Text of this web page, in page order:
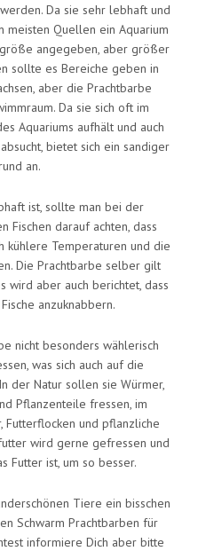
Da sie sehr lebhaft und
meisten Quellen ein Aquarium
angegeben, aber größer
sollte es Bereiche geben in
aber die Prachtbarbe
Da sie sich oft im
Aquariums aufhält und auch
bietet sich ein sandiger
an.
ist, sollte man bei der
Fischen darauf achten, dass
kühlere Temperaturen und die
Die Prachtbarbe selber gilt
wird aber auch berichtet, dass
anzuknabbern.
nicht besonders wählerisch
was sich auch auf die
der Natur sollen sie Würmer,
Pflanzenteile fressen, im
Futterflocken und pflanzliche
wird gerne gefressen und
Futter ist, um so besser.
Tiere ein bisschen
Schwarm Prachtbarben für
informiere Dich aber bitte